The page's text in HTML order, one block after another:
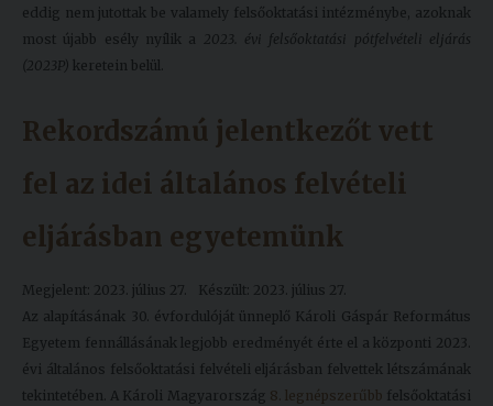
eddig nem jutottak be valamely felsőoktatási intézménybe, azoknak
most újabb esély nyílik a
2023. évi felsőoktatási pótfelvételi eljárás
(2023P) keretein belül.
Rekordszámú jelentkezőt vett
fel az idei általános felvételi
eljárásban egyetemünk
Megjelent: 2023. július 27.
Készült: 2023. július 27.
Az alapításának 30. évfordulóját ünneplő Károli Gáspár Református
Egyetem fennállásának legjobb eredményét érte el a központi 2023.
évi általános felsőoktatási felvételi eljárásban felvettek létszámának
tekintetében. A Károli Magyarország 8. legnépszerűbb felsőoktatási